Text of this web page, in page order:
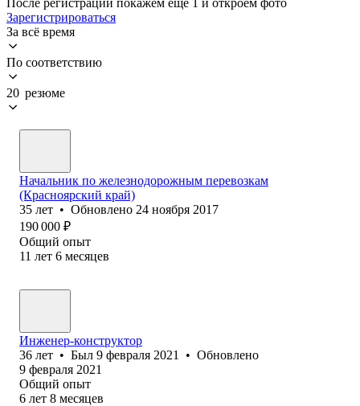
Зарегистрироваться
За всё время
По соответствию
20 резюме
Начальник по железнодорожным перевозкам
(Красноярский край)
35 лет • Обновлено 24 ноября 2017
190 000 ₽
Общий опыт
11 лет 6 месяцев
Инженер-конструктор
36 лет • Был 9 февраля 2021 • Обновлено
9 февраля 2021
Общий опыт
6 лет 8 месяцев